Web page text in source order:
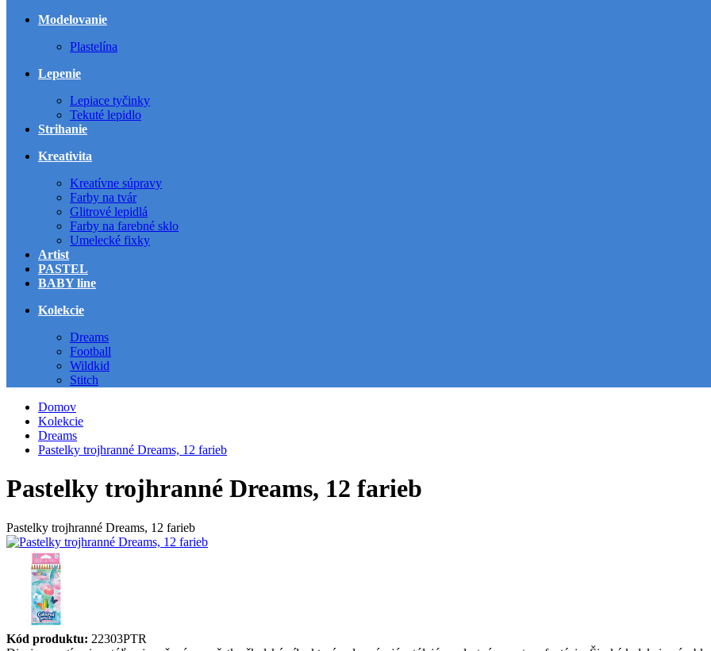
Modelovanie
Plastelína
Lepenie
Lepiace tyčinky
Tekuté lepidlo
Strihanie
Kreativita
Kreatívne súpravy
Farby na tvár
Glitrové lepidlá
Farby na farebné sklo
Umelecké fixky
Artist
PASTEL
BABY line
Kolekcie
Dreams
Football
Wildkid
Stitch
Domov
Kolekcie
Dreams
Pastelky trojhranné Dreams, 12 farieb
Pastelky trojhranné Dreams, 12 farieb
Pastelky trojhranné Dreams, 12 farieb
Kód produktu: 22303PTR